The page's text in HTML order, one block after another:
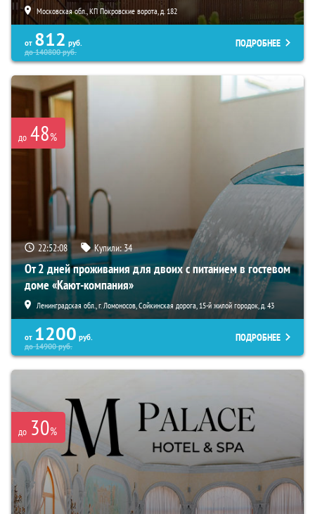
Московская обл., КП Покровские ворота, д. 182
от 812 руб.
до140800руб.
ПОДРОБНЕЕ
до 48%
22:52:06 Купили:34
От 2 дней проживания для двоих с питанием в гостевом
доме «Кают-компания»
Ленинградская обл., г. Ломоносов, Сойкинская дорога, 15-й жилой городок, д. 43
от 1200 руб.
до14900руб.
ПОДРОБНЕЕ
до 30%